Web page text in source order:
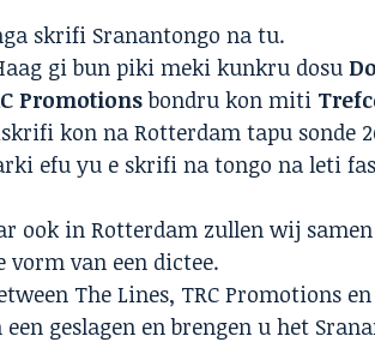
skrifi Sranantongo na tu.
gi bun piki meki kunkru dosu
Promotionsbondru kon miti
kon na Rotterdam tapu sonde
efu yu e skrifi na tongo na leti
ook in Rotterdam zullen wij
vorm van een dictee.
The Lines, TRC Promotions
geslagen en brengen u het